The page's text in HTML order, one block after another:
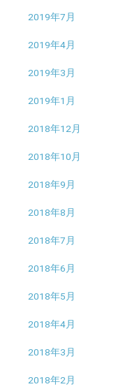
2019年7月
2019年4月
2019年3月
2019年1月
2018年12月
2018年10月
2018年9月
2018年8月
2018年7月
2018年6月
2018年5月
2018年4月
2018年3月
2018年2月